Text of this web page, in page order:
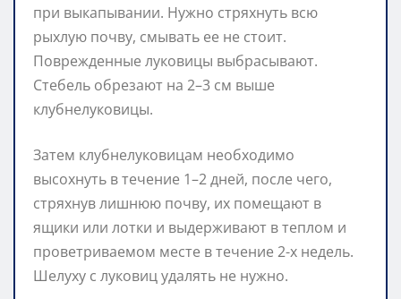
при выкапывании. Нужно стряхнуть всю
рыхлую почву, смывать ее не стоит.
Поврежденные луковицы выбрасывают.
Стебель обрезают на 2–3 см выше
клубнелуковицы.
Затем клубнелуковицам необходимо
высохнуть в течение 1–2 дней, после чего,
стряхнув лишнюю почву, их помещают в
ящики или лотки и выдерживают в теплом и
проветриваемом месте в течение 2-х недель.
Шелуху с луковиц удалять не нужно.